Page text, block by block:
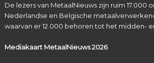
De lezers van MetaalNieuws zijn ruim 17.000
Nederlandse en Belgische
waarvan er 12.000 behoren tot het midden-
Mediakaart MetaalNieuws2026